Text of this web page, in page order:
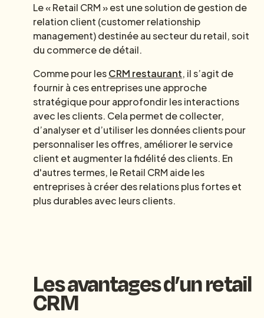
Le « Retail CRM » est une solution de gestion de
relation client (customer relationship
management) destinée au secteur du retail, soit
du commerce de détail.
Comme pour lesCRM restaurant, iI s’agit de
fournir à ces entreprises une approche
stratégique pour approfondir les interactions
avec les clients. Cela permet de collecter,
d’analyser et d’utiliser les données clients pour
personnaliser les offres, améliorer le service
client et augmenter la fidélité des clients. En
d'autres termes, le Retail CRM aide les
entreprises à créer des relations plus fortes et
plus durables avec leurs clients.
Lesavantagesd’un retail
CRM